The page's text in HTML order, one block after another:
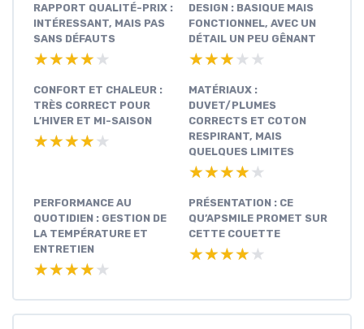
RAPPORT QUALITÉ-PRIX :
INTÉRESSANT, MAIS PAS
SANS DÉFAUTS
★★★★★
★★★★★
DESIGN : BASIQUE MAIS
FONCTIONNEL, AVEC UN
DÉTAIL UN PEU GÊNANT
★★★★★
★★★★★
CONFORT ET CHALEUR :
TRÈS CORRECT POUR
L’HIVER ET MI-SAISON
★★★★★
★★★★★
MATÉRIAUX :
DUVET/PLUMES
CORRECTS ET COTON
RESPIRANT, MAIS
QUELQUES LIMITES
★★★★★
★★★★★
PERFORMANCE AU
QUOTIDIEN : GESTION DE
LA TEMPÉRATURE ET
ENTRETIEN
★★★★★
★★★★★
PRÉSENTATION : CE
QU’APSMILE PROMET SUR
CETTE COUETTE
★★★★★
★★★★★